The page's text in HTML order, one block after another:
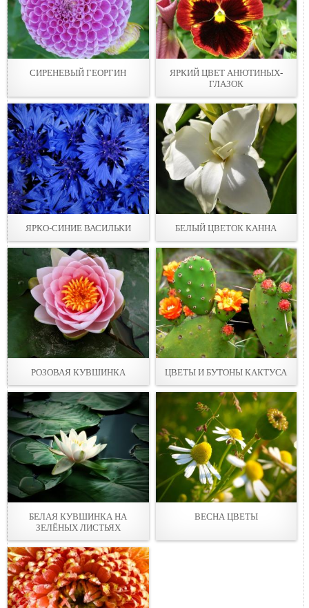
СИРЕНЕВЫЙ ГЕОРГИН
ЯРКИЙ ЦВЕТ АНЮТИНЫХ-
ГЛАЗОК
ЯРКО-СИНИЕ ВАСИЛЬКИ БЕЛЫЙ ЦВЕТОК КАННА
РОЗОВАЯ КУВШИНКА ЦВЕТЫ И БУТОНЫ КАКТУСА
БЕЛАЯ КУВШИНКА НА
ЗЕЛЁНЫХ ЛИСТЬЯХ
ВЕСНА ЦВЕТЫ